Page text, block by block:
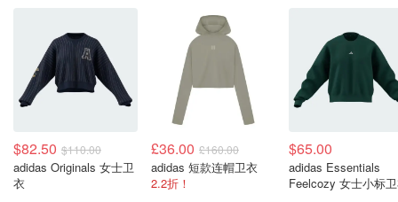
$82.50 $110.00
adidas Originals 女士卫
衣
£36.00 £160.00
adidas 短款连帽卫衣
2.2折！
$65.00
adidas Essentials
Feelcozy 女士小标